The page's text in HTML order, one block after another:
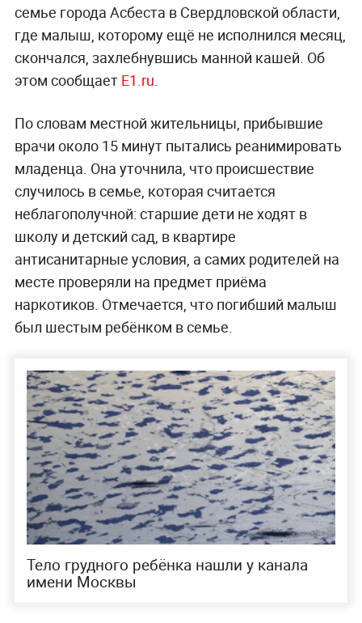
семье города Асбеста в Свердловской области,
где малыш, которому ещё не исполнился месяц,
скончался, захлебнувшись манной кашей. Об
этом сообщает E1.ru.
По словам местной жительницы, прибывшие
врачи около 15 минут пытались реанимировать
младенца. Она уточнила, что происшествие
случилось в семье, которая считается
неблагополучной: старшие дети не ходят в
школу и детский сад, в квартире
антисанитарные условия, а самих родителей на
месте проверяли на предмет приёма
наркотиков. Отмечается, что погибший малыш
был шестым ребёнком в семье.
Тело грудного ребёнка нашли у канала
имени Москвы